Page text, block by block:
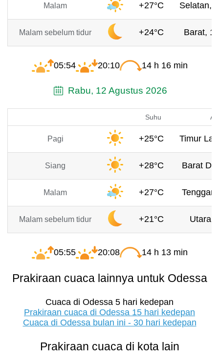
Malam +27°C Selatan,
Malam sebelum tidur +24°C Barat,
05:54 20:10 14 h 16 min
Rabu, 12 Agustus 2026
Suhu
Pagi +25°C Timur
Siang +28°C Barat
Malam +27°C
Malam sebelum tidur +21°C Utara,
05:55 20:08 14 h 13 min
Prakiraan cuaca lainnya untuk Odessa
Cuaca di Odessa 5 hari kedepan
Prakiraan cuaca di Odessa 15 hari kedepan
Cuaca di Odessa bulan ini - 30 hari kedepan
Prakiraan cuaca di kota lain